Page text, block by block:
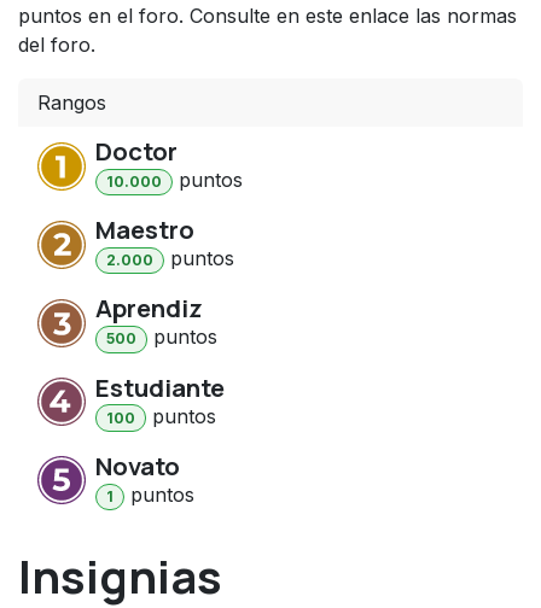
puntos en el foro. Consulte en este enlace las normas
del foro.
Rangos
Doctor
10.000 puntos
Maestro
2.000 puntos
Aprendiz
500 puntos
Estudiante
100 puntos
Novato
1 puntos
Insignias